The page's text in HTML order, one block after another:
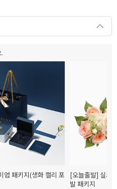
엄 패키지(생화 캘리 포
[오늘출발] 실크
발 패키지